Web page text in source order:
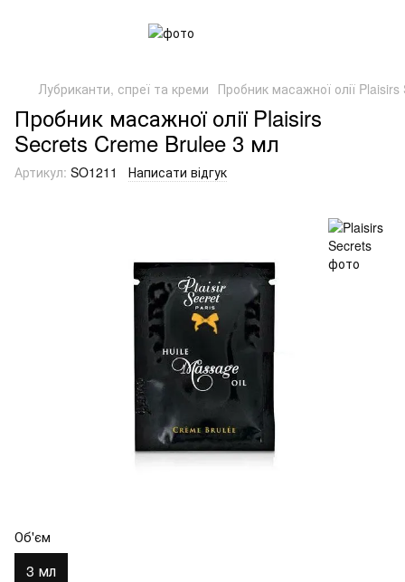
Лубриканти, спреї та креми Пробник масажної олії
Пробник масажної олії Plaisirs
Secrets Creme Brulee 3 мл
Артикул: SO1211 Написати відгук
Об'єм
3 мл